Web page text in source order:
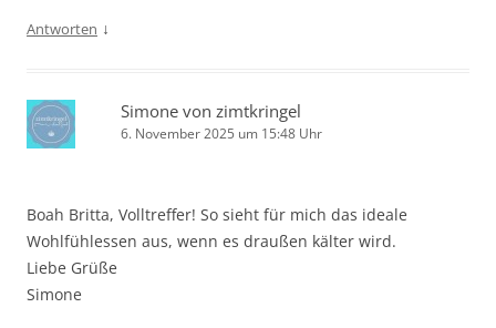
Antworten ↓
Simone von zimtkringel
6. November 2025 um 15:48 Uhr
Boah Britta, Volltreffer! So sieht für mich das ideale
Wohlfühlessen aus, wenn es draußen kälter wird.
Liebe Grüße
Simone